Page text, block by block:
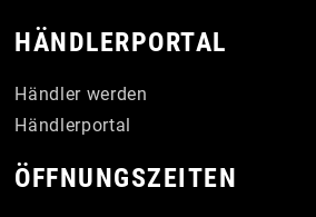
HÄNDLERPORTAL
Händler werden
Händlerportal
ÖFFNUNGSZEITEN